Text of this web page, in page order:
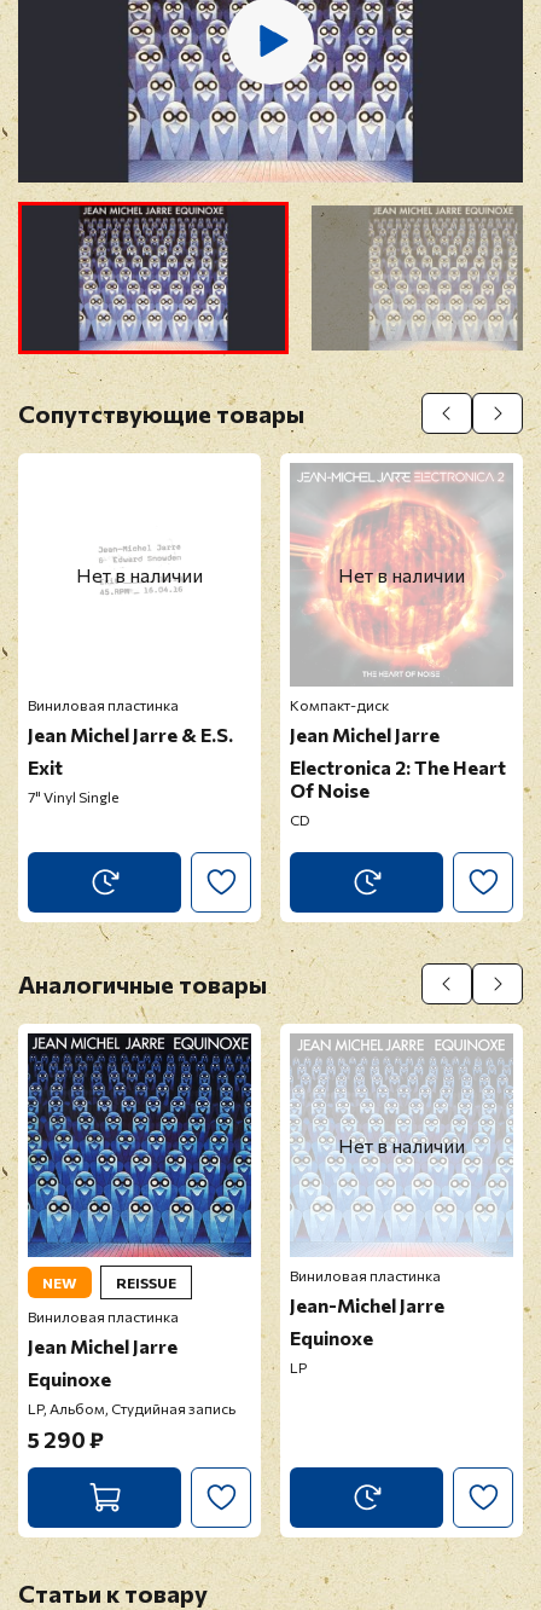
Прикрепить фото
Оставить отзыв
Перед публикацией отзывы проходят
модерацию
Сопутствующие товары
Нет в наличии
Виниловая пластинка
Jean Michel Jarre & E.S.
Exit
7" Vinyl Single
Нет в наличии
Компакт-диск
Jean Michel Jarre
Electronica 2: The Heart
Of Noise
CD
Аналогичные товары
NEW
REISSUE
Виниловая пластинка
Jean Michel Jarre
Equinoxe
LP, Альбом, Студийная запись
5 290 ₽
Нет в наличии
Виниловая пластинка
Jean-Michel Jarre
Equinoxe
LP
Статьи к товару